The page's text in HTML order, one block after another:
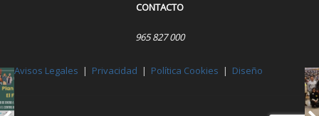
CONTACTO
965 827 000
Avisos Legales | Privacidad | Política Cookies | Diseño